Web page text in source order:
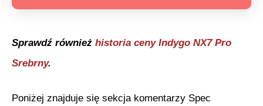
Sprawdź również historia ceny Indygo NX7 Pro
Srebrny.
Poniżej znajduje się sekcja komentarzy Spec